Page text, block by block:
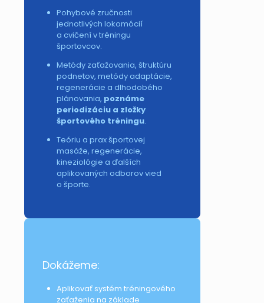
Pohybové zručnosti
jednotlivých lokomócií
a cvičení v tréningu
športovcov.
Metódy zaťažovania, štruktúru
podnetov, metódy adaptácie,
regenerácie a dlhodobého
plánovania, poznáme
periodizáciu a zložky
športového tréningu.
Teóriu a prax športovej
masáže, regenerácie,
kineziológie a ďalších
aplikovaných odborov vied
o športe.
Dokážeme:
Aplikovať systém tréningového
zaťaženia na základe